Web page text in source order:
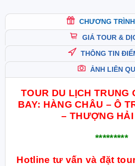
CHƯƠNG
GIÁ TOUR &
THÔNG TIN
ẢNH LIÊN
TOUR DU LỊCH TRUNG
BAY: HÀNG CHÂU – Ô
– THƯỢNG
*********
Hotline tư vấn và đặt